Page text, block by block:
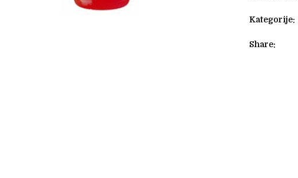
Kategorije:
Share